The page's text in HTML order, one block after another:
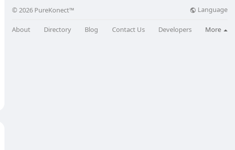
© 2026 PureKonect™ Language
About Directory Blog Contact Us Developers More